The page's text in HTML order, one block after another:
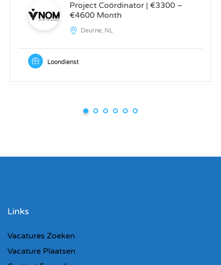
Project Coördinator | €3300 –
€4600 Month
Deurne, NL
Loondienst
Links
Vacatures Zoeken
Vacature Plaatsen